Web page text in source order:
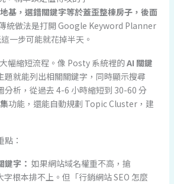
基，選錯關鍵字等於蓋歪整棟房子，後面
統做法是打開 Google Keyword Planner
一步可能就花掉半天。
幅縮短流程。像 Posty 系統裡的AI 關鍵
題就能列出相關關鍵字，同時顯示搜尋
分析，從過去 4-6 小時縮短到 30-60 分
功能，還能自動規劃 Topic Cluster，建
：
鍵字： 如果網站域名權重不高，搶
字根本排不上。但「行銷網站 SEO 怎麼